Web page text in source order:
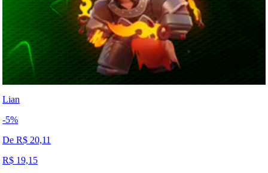
Lian
-5%
De R$ 20,11
R$ 19,15